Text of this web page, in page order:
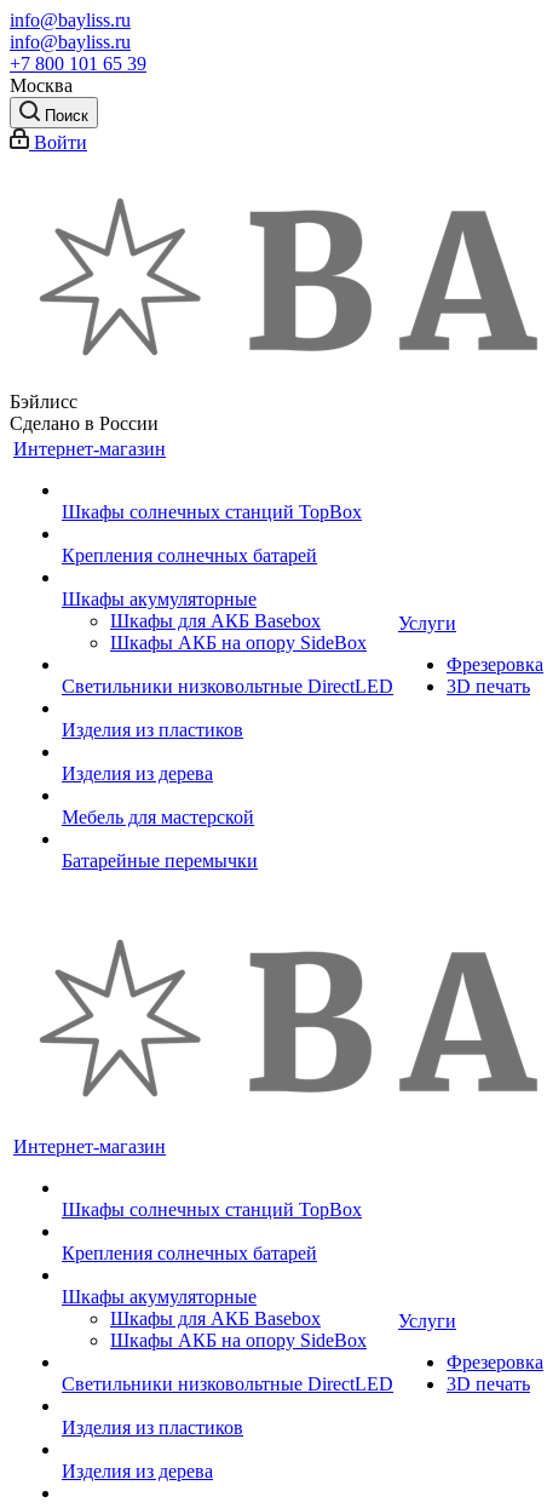
info@bayliss.ru
info@bayliss.ru
+7 800 101 65 39
Москва
Поиск
Войти
Бэйлисс
Сделано в России
Интернет-магазин
Шкафы солнечных станций TopBox
Крепления солнечных батарей
Шкафы акумуляторные
Шкафы для АКБ Basebox
Шкафы АКБ на опору SideBox
Светильники низковольтные DirectLED
Изделия из пластиков
Изделия из дерева
Мебель для мастерской
Батарейные перемычки
Услуги
Фрезеровка
3D печать
Интернет-магазин
Шкафы солнечных станций TopBox
Крепления солнечных батарей
Шкафы акумуляторные
Шкафы для АКБ Basebox
Шкафы АКБ на опору SideBox
Светильники низковольтные DirectLED
Изделия из пластиков
Изделия из дерева
Услуги
Фрезеровка
3D печать